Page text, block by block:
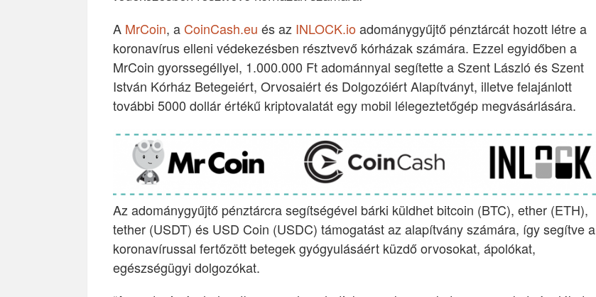
A MrCoin, a CoinCash.eu és az INLOCK.ioadománygyűjtő pénztárcát hozott létre a
koronavírus elleni védekezésben résztvevő kórházak számára. Ezzel egyidőben a
MrCoin gyorssegéllyel, 1.000.000 Ft adománnyal segítette a Szent László és Szent
István Kórház Betegeiért, Orvosaiért és Dolgozóiért Alapítványt, illetve felajánlott
további 5000 dollár értékű kriptovalatát egy mobil lélegeztetőgép megvásárlására.
Az adománygyűjtő pénztárcra segítségével bárki küldhet bitcoin (BTC), ether (ETH),
tether (USDT) és USD Coin (USDC) támogatást az alapítvány számára, így segítve a
koronavírussal fertőzött betegek gyógyulásáért küzdő orvosokat, ápolókat,
egészségügyi dolgozókat.